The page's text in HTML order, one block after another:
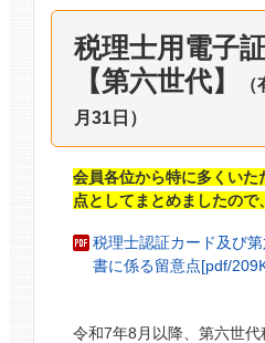
税理士用電子
【第六世代】
月31日）
会員各位から特に多くい
点としてまとめましたので
税理士認証カード及び
書に係る留意点[pdf/
令和7年8月以降、第六世